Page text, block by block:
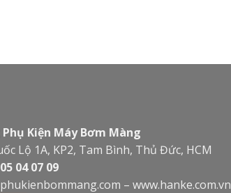
Kiện Máy Bơm Màng
Lộ 1A, KP2, Tam Bình, Thủ Đức, HCM
04 07 09
– www.hanke.com.vn